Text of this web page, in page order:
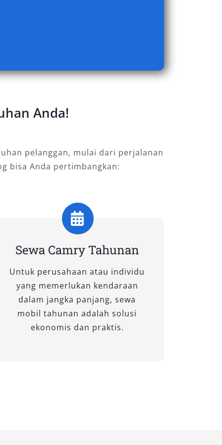
Anda!
pelanggan, mulai dari perjalanan
bisa Anda pertimbangkan:
Sewa Camry Tahunan
Untuk perusahaan atau individu
yang memerlukan kendaraan
dalam jangka panjang, sewa
mobil tahunan adalah solusi
ekonomis dan praktis.